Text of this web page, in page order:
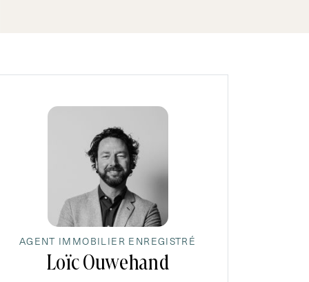
AGENT IMMOBILIER ENREGISTRÉ
Loïc Ouwehand